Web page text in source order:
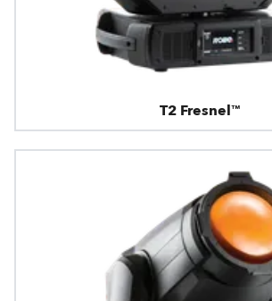
T2 Fresnel™